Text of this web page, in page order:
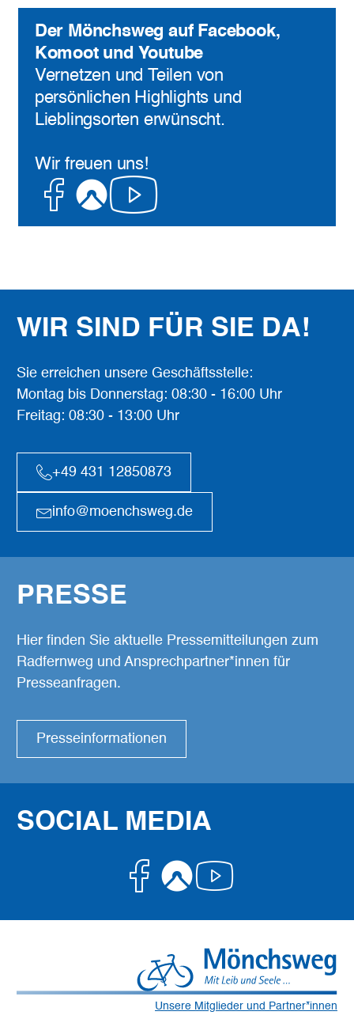
Der Mönchsweg auf Facebook,
Komoot und Youtube
Vernetzen und Teilen von
persönlichen Highlights und
Lieblingsorten erwünscht.
Wir freuen uns!
Facebook
KomootYoutube
WIR SIND FÜR SIE DA!
Sie erreichen unsere Geschäftsstelle:
Montag bis Donnerstag: 08:30 - 16:00 Uhr
Freitag: 08:30 - 13:00 Uhr
+49 431 12850873
info@moenchsweg.de
PRESSE
Hier finden Sie aktuelle Pressemitteilungen zum
Radfernweg und Ansprechpartner*innen für
Presseanfragen.
Presseinformationen
SOCIAL MEDIA
Facebook
Komoot
Youtube
Unsere Mitglieder und Partner*innen